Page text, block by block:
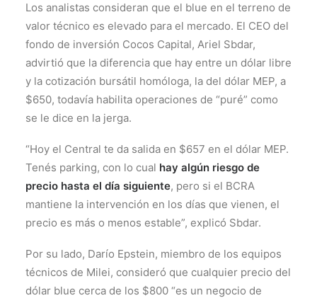
Los analistas consideran que el blue en el terreno de
valor técnico es elevado para el mercado. El CEO del
fondo de inversión Cocos Capital, Ariel Sbdar,
advirtió que la diferencia que hay entre un dólar libre
y la cotización bursátil homóloga, la del dólar MEP, a
$650, todavía habilita operaciones de “puré” como
se le dice en la jerga.
“Hoy el Central te da salida en $657 en el dólar MEP.
Tenés parking, con lo cual hay algún riesgo de
precio hasta el día siguiente, pero si el BCRA
mantiene la intervención en los días que vienen, el
precio es más o menos estable”, explicó Sbdar.
Por su lado, Darío Epstein, miembro de los equipos
técnicos de Milei, consideró que cualquier precio del
dólar blue cerca de los $800 “es un negocio de